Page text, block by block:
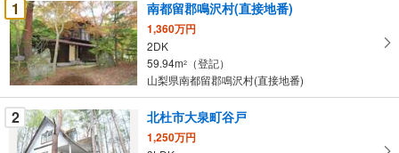
け
取
る
・
条
件
を
1
南都留郡鳴沢村(直接地番)
1,360万円
2DK
59.94m2
（登記）
山梨県南都留郡鳴沢村(直接地番)
2 北杜市大泉町谷戸
1,250万円